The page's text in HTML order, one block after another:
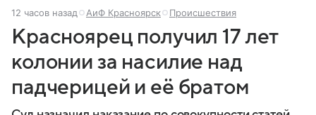
12 часов назад АиФ Красноярск Происшествия
Красноярец получил 17 лет
колонии за насилие над
падчерицей и её братом